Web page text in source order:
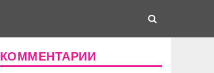
КОММЕНТАРИИ